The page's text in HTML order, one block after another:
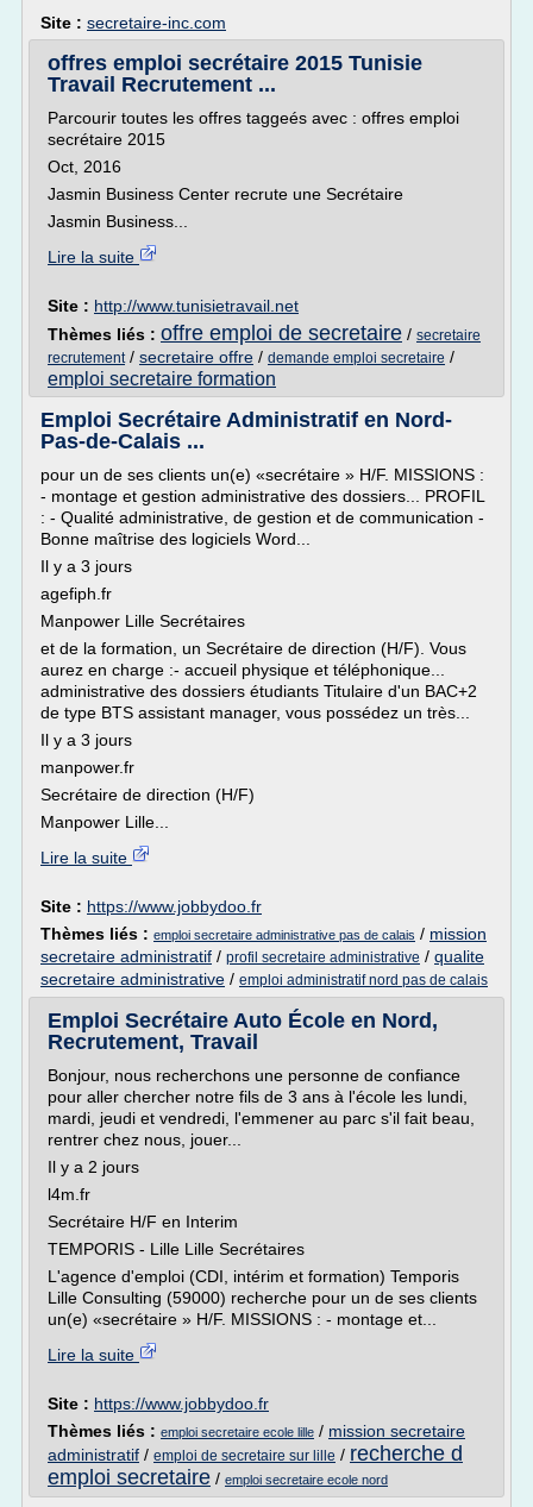
Site : secretaire-inc.com
offres emploi secrétaire 2015 Tunisie
Travail Recrutement ...
Parcourir toutes les offres taggeés avec : offres emploi
secrétaire 2015
Oct, 2016
Jasmin Business Center recrute une Secrétaire
Jasmin Business...
Lire la suite
Site : http://www.tunisietravail.net
Thèmes liés : offre emploi de secretaire / secretaire
recrutement/ secretaire offre / demande emploi secretaire /
emploi secretaire formation
Emploi Secrétaire Administratif en Nord-
Pas-de-Calais ...
pour un de ses clients un(e) «secrétaire » H/F. MISSIONS :
- montage et gestion administrative des dossiers... PROFIL
: - Qualité administrative, de gestion et de communication -
Bonne maîtrise des logiciels Word...
Il y a 3 jours
agefiph.fr
Manpower Lille Secrétaires
et de la formation, un Secrétaire de direction (H/F). Vous
aurez en charge :- accueil physique et téléphonique...
administrative des dossiers étudiants Titulaire d'un BAC+2
de type BTS assistant manager, vous possédez un très...
Il y a 3 jours
manpower.fr
Secrétaire de direction (H/F)
Manpower Lille...
Lire la suite
Site : https://www.jobbydoo.fr
Thèmes liés : emploi secretaire administrative pas de calais / mission
secretaire administratif / profil secretaire administrative / qualite
secretaire administrative / emploi administratif nord pas de calais
Emploi Secrétaire Auto École en Nord,
Recrutement, Travail
Bonjour, nous recherchons une personne de confiance
pour aller chercher notre fils de 3 ans à l'école les lundi,
mardi, jeudi et vendredi, l'emmener au parc s'il fait beau,
rentrer chez nous, jouer...
Il y a 2 jours
l4m.fr
Secrétaire H/F en Interim
TEMPORIS - Lille Lille Secrétaires
L'agence d'emploi (CDI, intérim et formation) Temporis
Lille Consulting (59000) recherche pour un de ses clients
un(e) «secrétaire » H/F. MISSIONS : - montage et...
Lire la suite
Site : https://www.jobbydoo.fr
Thèmes liés : emploi secretaire ecole lille / mission secretaire
administratif / emploi de secretaire sur lille / recherche d
emploi secretaire / emploi secretaire ecole nord